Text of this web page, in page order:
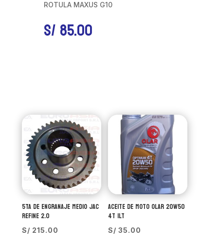
ROTULA MAXUS G10
S/85.00
5TA DE ENGRANAJE MEDIO JAC
REFINE 2.0
S/ 215.00
ACEITE DE MOTO OLAR 20W50
4T 1LT
S/ 35.00